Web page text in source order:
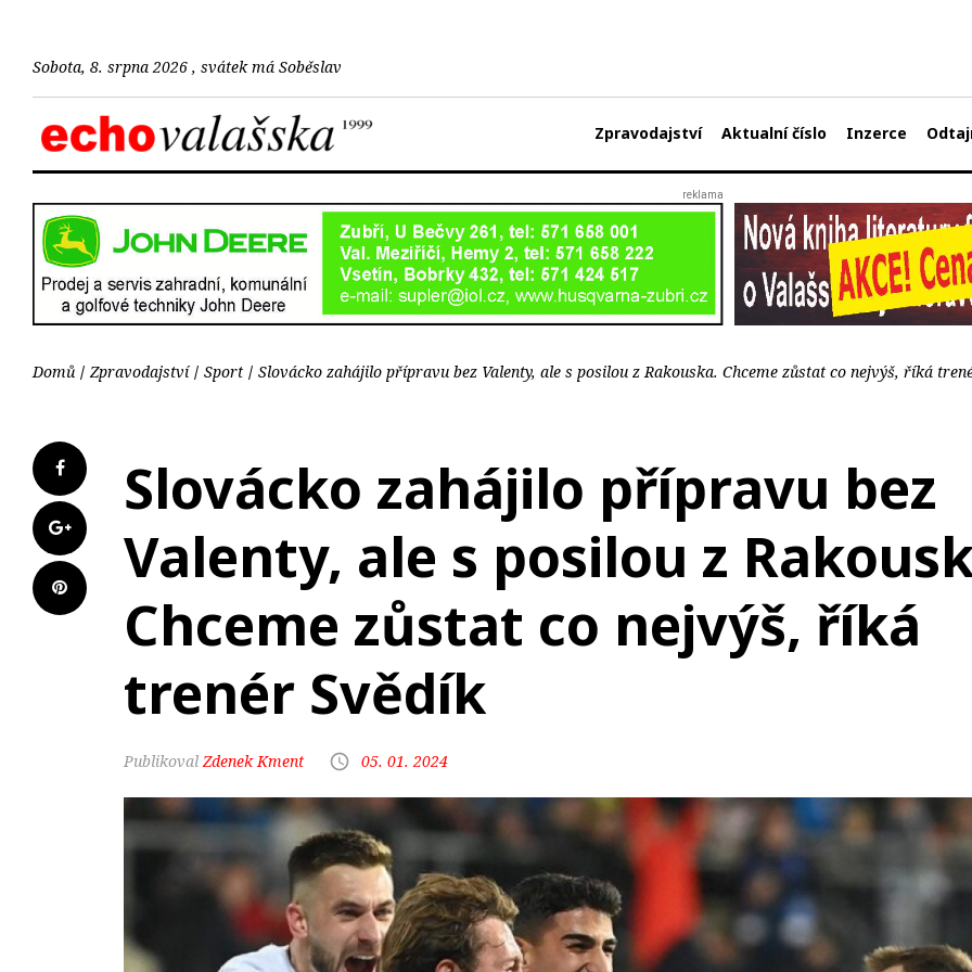
Sobota, 8. srpna 2026 , svátek má Soběslav
Zpravodajství Aktualní číslo Inzerce
Domů Zpravodajství Sport Slovácko zahájilo přípravu bez Valenty, ale s posilou z Rakouska. Chceme zůstat co nejvýš, říká
Slovácko zahájilo přípravu bez
Valenty, ale s posilou z
Chceme zůstat co nejvýš, říká
trenér Svědík
Zdenek Kment 05. 01. 2024